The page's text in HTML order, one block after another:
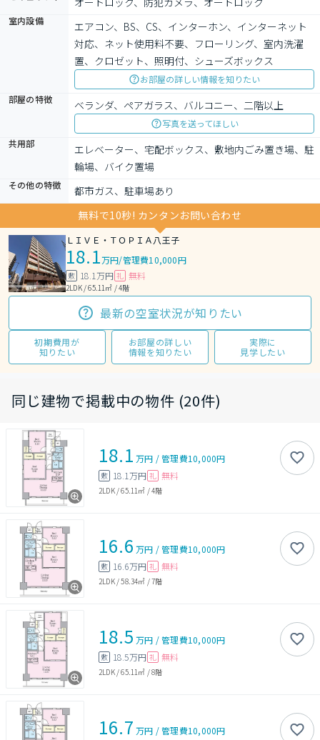
室内設備
エアコン、BS、CS、インターホン、インターネット
対応、ネット使用料不要、フローリング、室内洗濯
置、クロゼット、照明付、シューズボックス
お部屋の詳しい情報を知りたい
部屋の特徴
ベランダ、ペアガラス、バルコニー、二階以上
写真を送ってほしい
共用部
エレベーター、宅配ボックス、敷地内ごみ置き場、駐
輪場、バイク置場
その他の特徴
都市ガス、駐車場あり
無料で10秒! カンタンお問い合わせ
ＬＩＶＥ・ＴＯＰＩＡ八王子
18.1万円/管理費10,000円
敷 18.1万円 礼 無料
2LDK / 65.11㎡ / 4階
最新の空室状況が知りたい
初期費用が
知りたい
お部屋の詳しい
情報を知りたい
実際に
見学したい
同じ建物で掲載中の物件 (20件)
18.1 万円 /管理費10,000円
敷 18.1万円 礼 無料
2LDK/65.11㎡ /4階
16.6 万円 /管理費10,000円
敷 16.6万円 礼 無料
2LDK/58.34㎡ /7階
18.5 万円 /管理費10,000円
敷 18.5万円 礼 無料
2LDK/65.11㎡ /8階
16.7 万円 /管理費10,000円